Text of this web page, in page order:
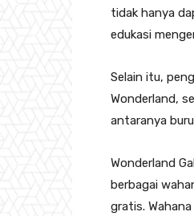
tidak hanya
edukasi
Selain itu,
Wonderland,
antaranya
Wonderland
berbagai
gratis.